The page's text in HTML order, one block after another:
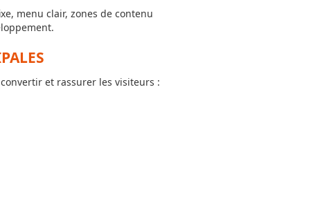
menu clair, zones de contenu
et rassurer les visiteurs :